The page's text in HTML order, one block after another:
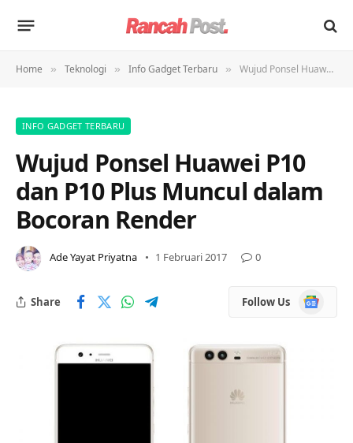
Home » Teknologi » Info Gadget Terbaru » Wujud Ponsel Huawei P10 dan P10 Plus Muncul dalam Bocoran Render
INFO GADGET TERBARU
Wujud Ponsel Huawei P10
dan P10 Plus Muncul dalam
Bocoran Render
Ade Yayat Priyatna 1 Februari 2017 0
Share Follow Us
Google
News